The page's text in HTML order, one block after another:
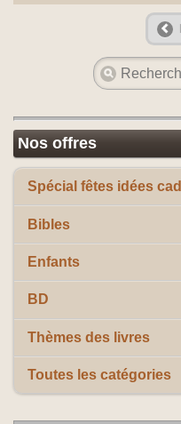
Nos offres
Bibles
Enfants
BD
Thèmes des livres
Toutes les catégories